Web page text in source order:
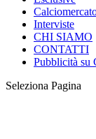
Interviste
CHI SIAMO
CONTATTI
Pubblicità su
Seleziona Pagina